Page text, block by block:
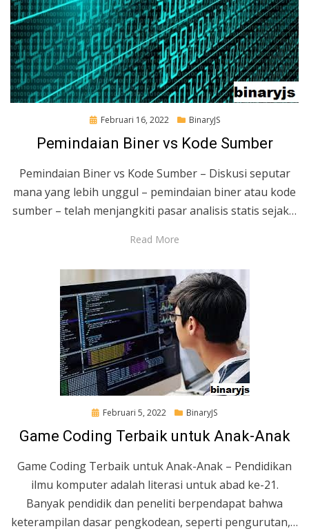
Posted
Februari 16, 2022 BinaryJS
Pemindaian Biner vs Kode Sumber
Pemindaian Biner vs Kode Sumber – Diskusi seputar
mana yang lebih unggul – pemindaian biner atau kode
sumber – telah menjangkiti pasar analisis statis sejak…
Read More
Posted
Februari 5, 2022 BinaryJS
Game Coding Terbaik untuk Anak-Anak
Game Coding Terbaik untuk Anak-Anak – Pendidikan
ilmu komputer adalah literasi untuk abad ke-21.
Banyak pendidik dan peneliti berpendapat bahwa
keterampilan dasar pengkodean, seperti pengurutan,…